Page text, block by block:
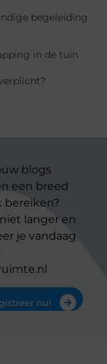
begeleiding
in de tuin
blogs
een breed
bereiken?
langer en
je vandaag
nu!